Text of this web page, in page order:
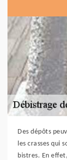
Des dépôts
les crasses qui
bistres. En